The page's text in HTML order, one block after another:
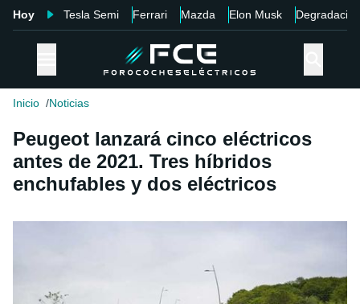
Hoy Tesla Semi Ferrari Mazda Elon Musk Degradación
Inicio Noticias
Peugeot lanzará cinco eléctricos
antes de 2021. Tres híbridos
enchufables y dos eléctricos